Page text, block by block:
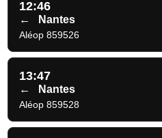
12:46
← Nantes
Aléop 859526
13:47
← Nantes
Aléop 859528